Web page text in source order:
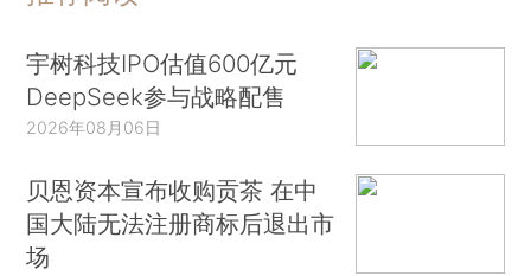
宇树科技IPO估值600亿元
DeepSeek参与战略配售
2026年08月06日
贝恩资本宣布收购贡茶 在中
国大陆无法注册商标后退出市
场